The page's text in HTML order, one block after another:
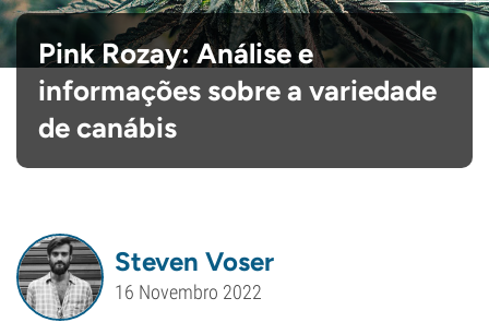
Pink Rozay: Análise e
informações sobre a variedade
de canábis
Steven Voser
16 Novembro 2022